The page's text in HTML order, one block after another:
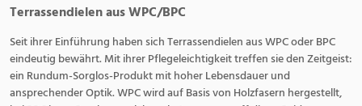
Terrassendielen aus WPC/BPC
Seit ihrer Einführung haben sich Terrassendielen aus WPC oder BPC
eindeutig bewährt. Mit ihrer Pflegeleichtigkeit treffen sie den Zeitgeist:
ein Rundum-Sorglos-Produkt mit hoher Lebensdauer und
ansprechender Optik. WPC wird auf Basis von Holzfasern hergestellt,